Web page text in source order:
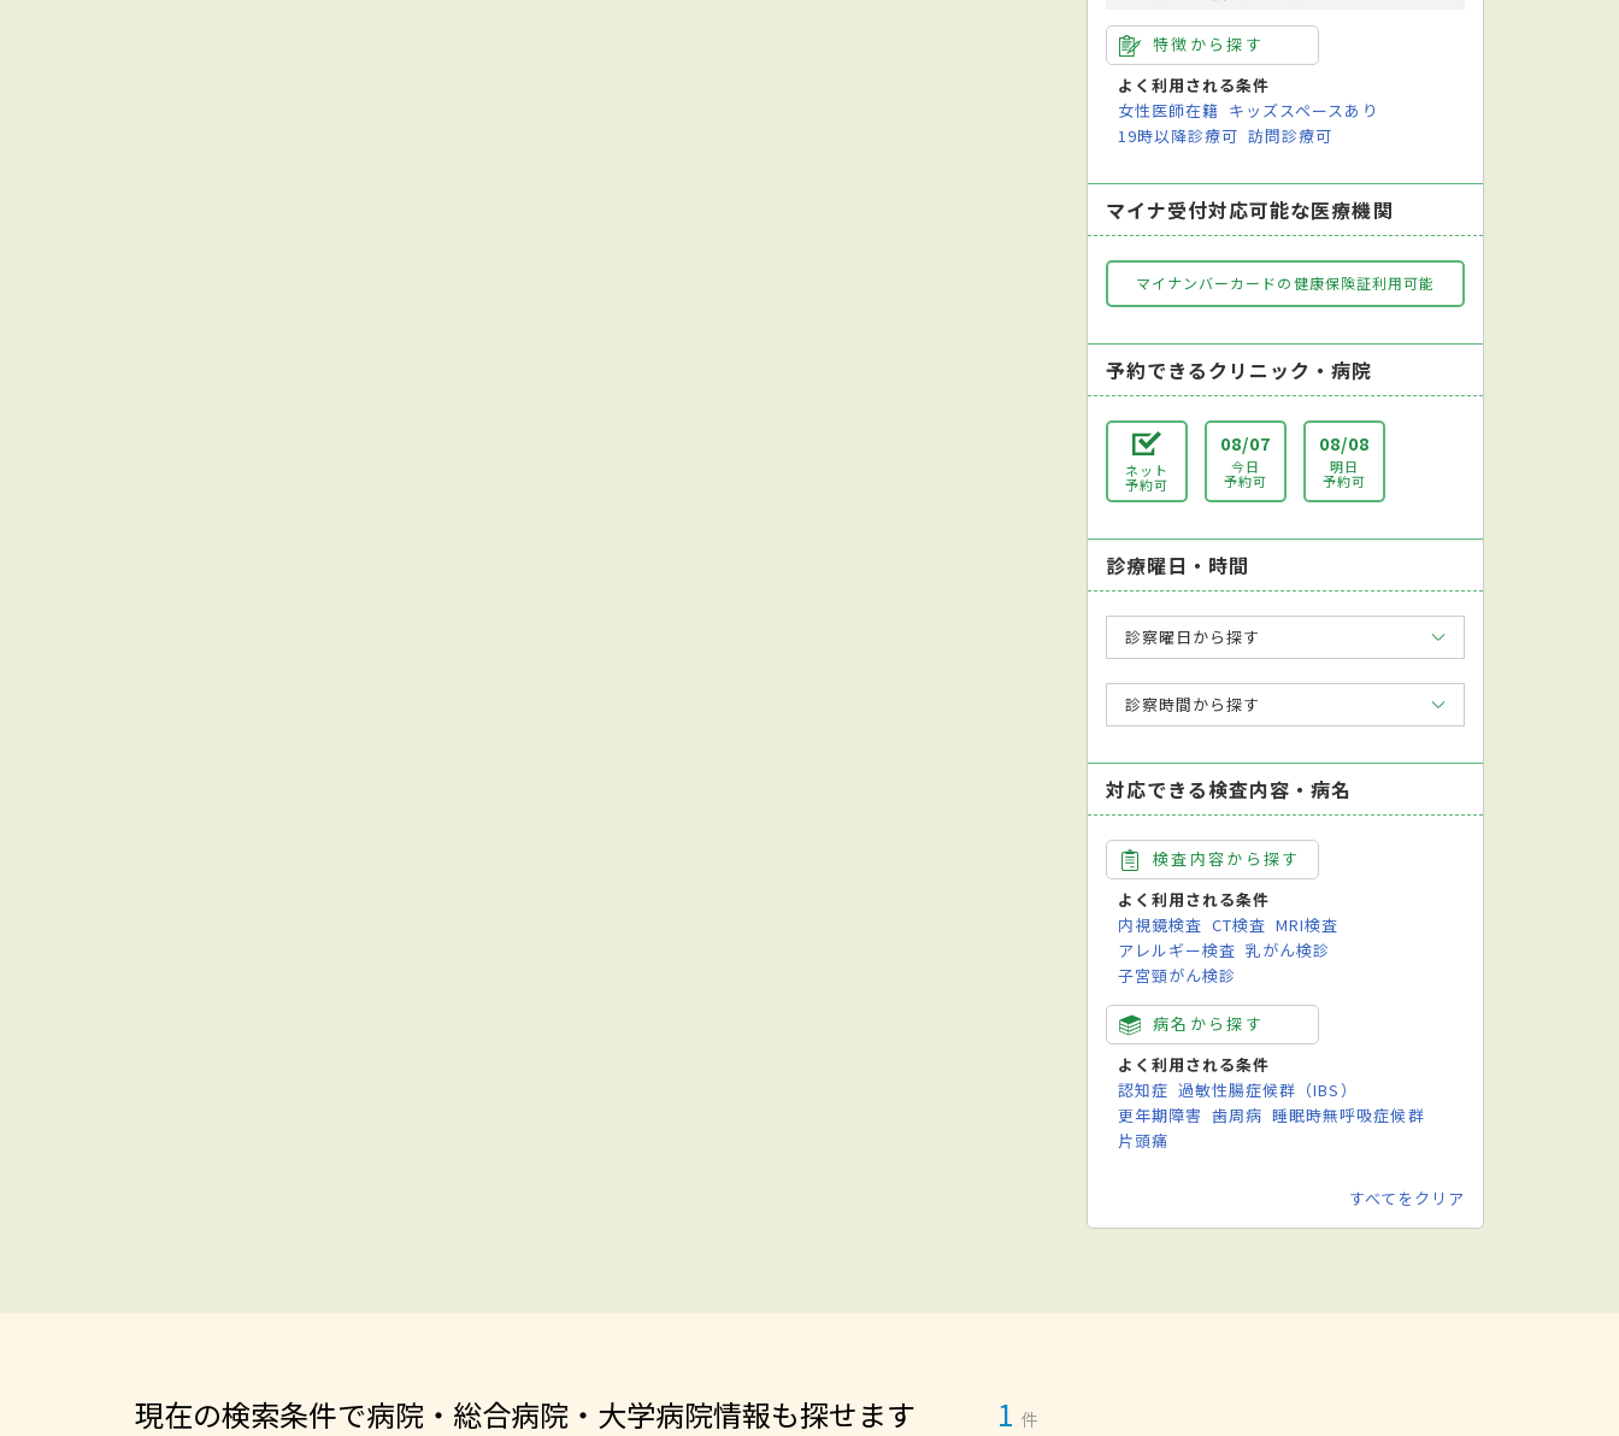
特徴から探す
よく利用される条件
女性医師在籍 キッズスペースあり
19時以降診療可 訪問診療可
マイナ受付対応可能な医療機関
マイナンバーカードの健康保険証利用可能
予約できるクリニック・病院
ネット
予約可
08/07
今日
予約可
08/08
明日
予約可
診療曜日・時間
診察曜日から探す
診察時間から探す
対応できる検査内容・病名
検査内容から探す
よく利用される条件
内視鏡検査 CT検査 MRI検査
アレルギー検査 乳がん検診
子宮頸がん検診
病名から探す
よく利用される条件
認知症 過敏性腸症候群（IBS）
更年期障害 歯周病 睡眠時無呼吸症候群
片頭痛
すべてをクリア
現在の検索条件で病院・総合病院・大学病院情報も探せます 1 件